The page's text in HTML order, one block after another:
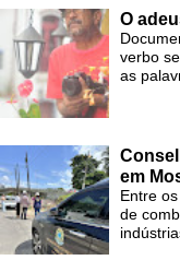
O
verbo
as
em
Entre
de